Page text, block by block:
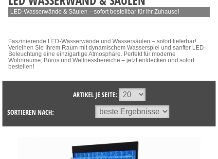
LED-Wasserwände & Säulen – sofort bestellbar für Ihr Zuhause!
Faszinierende LED-Wasserwände und Wassersäulen – sofort lieferbar!
Verleihen Sie Ihrem Raum mit dynamischem Wasserspiel und sanfter LED-
Beleuchtung eine einzigartige Atmosphäre. Perfekt für moderne
Wohnräume, Büros und Wellnessbereiche – jetzt entdecken und sofort
bestellen!
ARTIKEL JE SEITE:
SORTIEREN NACH: